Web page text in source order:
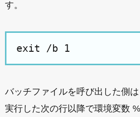
す。
exit /b 1
バッチファイルを呼び出した側
実行した次の行以降で環境変数